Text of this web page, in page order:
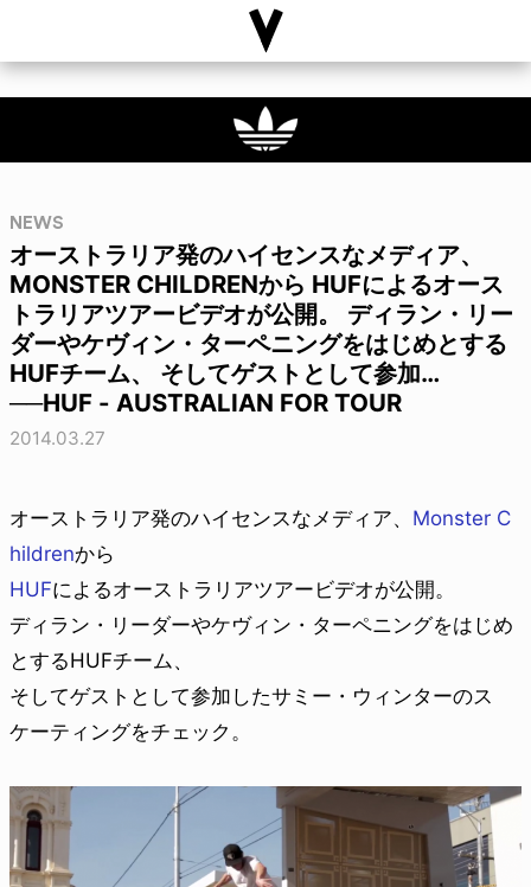
NEWS
オーストラリア発のハイセンスなメディア、
MONSTER CHILDRENから HUFによるオース
トラリアツアービデオが公開。 ディラン・リー
ダーやケヴィン・ターペニングをはじめとする
HUFチーム、 そしてゲストとして参加…
──HUF - AUSTRALIAN FOR TOUR
2014.03.27
オーストラリア発のハイセンスなメディア、 Monster C
hildrenから
HUFによるオーストラリアツアービデオが公開。
ディラン・リーダーやケヴィン・ターペニングをはじめ
とするHUFチーム、
そしてゲストとして参加したサミー・ウィンターのス
ケーティングをチェック。